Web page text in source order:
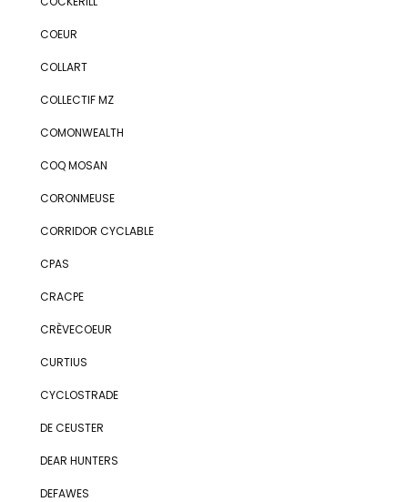
COEUR
COLLART
COLLECTIF MZ
COMONWEALTH
COQ MOSAN
CORONMEUSE
CORRIDOR CYCLABLE
CPAS
CRACPE
CRÈVECOEUR
CURTIUS
CYCLOSTRADE
DE CEUSTER
DEAR HUNTERS
DEFAWES